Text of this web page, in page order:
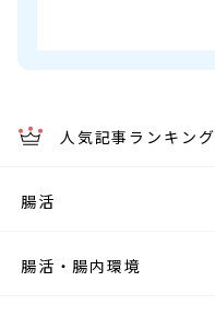
人気記事ランキング
腸活
腸活・腸内環境